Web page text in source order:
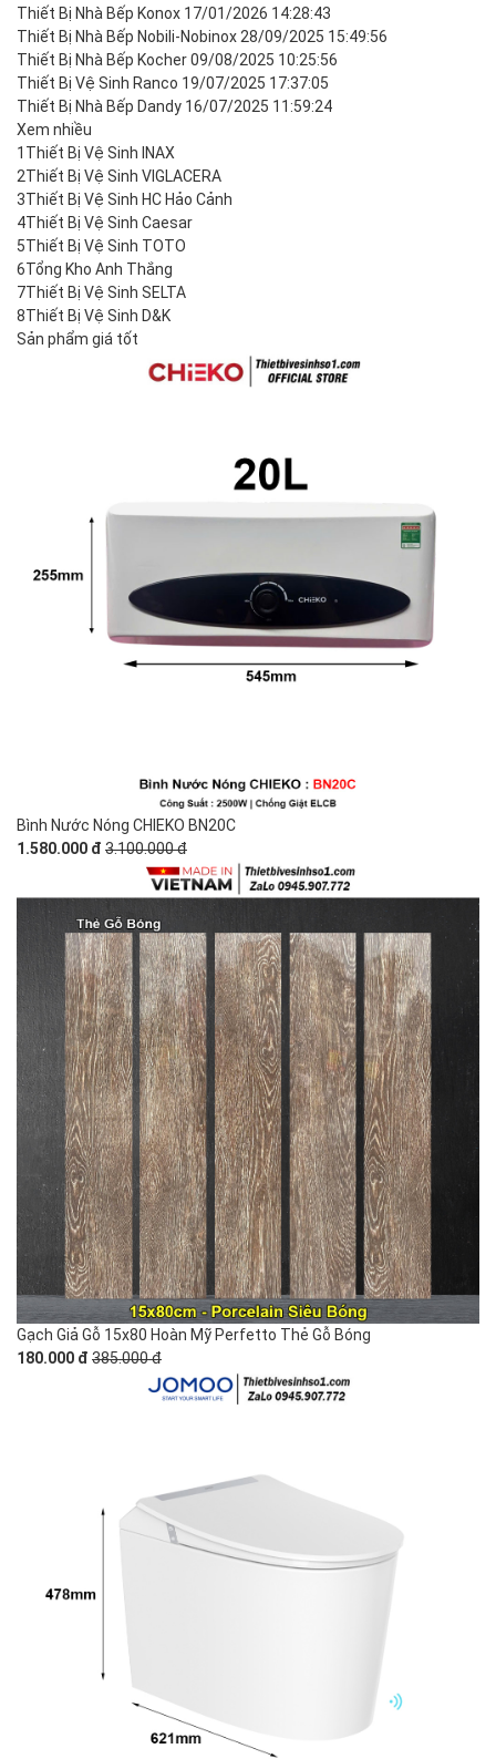
Thiết Bị Nhà Bếp Konox 17/01/2026 14:28:43
Thiết Bị Nhà Bếp Nobili-Nobinox 28/09/2025 15:49:56
Thiết Bị Nhà Bếp Kocher09/08/2025 10:25:56
Thiết Bị Vệ Sinh Ranco 19/07/2025 17:37:05
Thiết Bị Nhà Bếp Dandy 16/07/2025 11:59:24
Xem nhiều
1 Thiết Bị Vệ Sinh INAX
2Thiết Bị Vệ Sinh VIGLACERA
3Thiết Bị Vệ Sinh HC Hảo Cảnh
4Thiết Bị Vệ Sinh Caesar
5Thiết Bị Vệ Sinh TOTO
6Tổng Kho Anh Thắng
7Thiết Bị Vệ Sinh SELTA
8Thiết Bị Vệ Sinh D&K
Sản phẩm giá tốt
Bình Nước Nóng CHIEKO BN20C
1.580.000 đ 3.100.000 đ
Gạch Giả Gỗ 15x80 Hoàn Mỹ Perfetto Thẻ Gỗ Bóng
180.000 đ 385.000 đ